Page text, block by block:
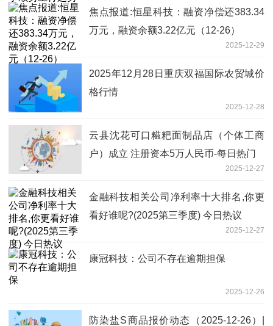
焦点报道:恒星科技：融资净偿还383.34
万元，融资余额3.22亿元（12-26）
2025-12-29
2025年12月28日重庆双福国际农贸城价
格行情
2025-12-28
云县沈花可口糍粑面制品店（个体工商
户）成立 注册资本5万人民币-每日热门
2025-12-27
金融科技相关公司净利率十大排名,你更
看好谁呢?(2025第三季度) 今日热议
2025-12-27
康冠科技：公司不存在逾期担保
2025-12-26
防染盐S商品报价动态（2025-12-26）|